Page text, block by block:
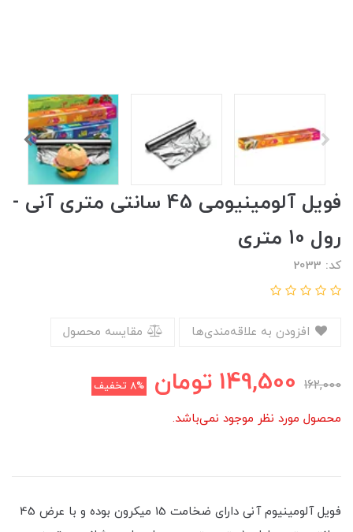
فویل آلومینیومی 45 سانتی متری آنی -
رول 10 متری
کد: 2033
مقایسه محصول
162,000
149,500 تومان 8% تخفیف
محصول مورد نظر موجود نمی‌باشد.
فویل آلومینیوم آنی دارای ضخامت 15 میکرون بوده و با عرض 45